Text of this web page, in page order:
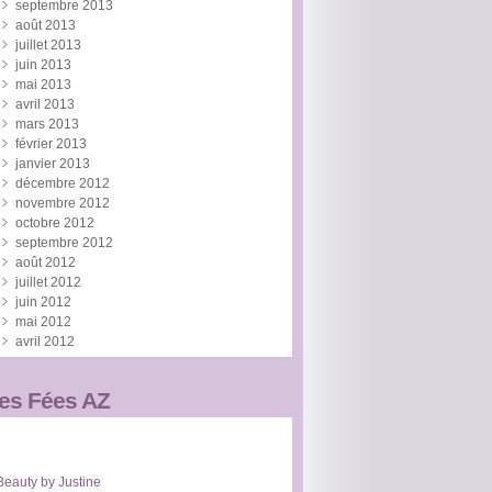
septembre 2013
août 2013
juillet 2013
juin 2013
mai 2013
avril 2013
mars 2013
février 2013
janvier 2013
décembre 2012
novembre 2012
octobre 2012
septembre 2012
août 2012
juillet 2012
juin 2012
mai 2012
avril 2012
Fées AZ
by Justine